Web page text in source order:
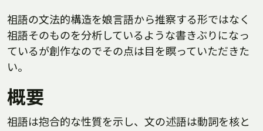
祖語の文法的構造を娘言語から推察する形ではなく
祖語そのものを分析しているような書きぶりになっ
ているが創作なのでその点は目を瞑っていただきた
い。
概要
祖語は抱合的な性質を示し、文の述語は動詞を核と